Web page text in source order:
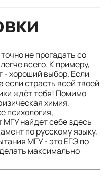
не прогадать со
всего. К примеру,
- хороший выбор. Если
страсть всей твоей
ждёт тебя! Помимо
химия,
психология,
найдет себе здесь
по русскому языку,
МГУ - это ЕГЭ по
максимально